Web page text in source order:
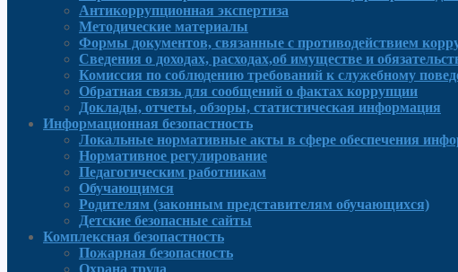
Антикоррупционная экспертиза
Методические материалы
Формы документов, связанные с противодействием
Сведения о доходах, расходах,об имуществе и
Комиссия по соблюдению требований к служебному
Обратная связь для сообщений о фактах коррупции
Доклады, отчеты, обзоры, статистическая информация
Информационная безопастность
Локальные нормативные акты в сфере обеспечения
Нормативное регулирование
Педагогическим работникам
Обучающимся
Родителям (законным представителям обучающихся)
Детские безопасные сайты
Комплексная безопастность
Пожарная безопасность
Охрана труда